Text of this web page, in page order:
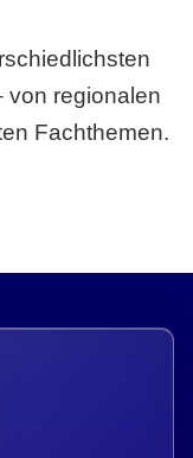
von regionalen
Fachthemen.